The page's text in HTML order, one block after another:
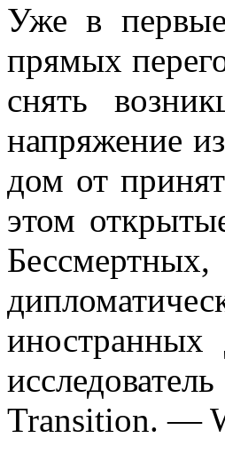
Уже в
прямых
снять
напряжение
дом от
этом
Transition. —